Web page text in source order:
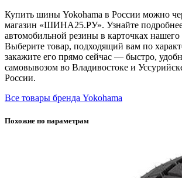
Купить шины Yokohama в России можно
магазин «ШИНА25.РУ». Узнайте
автомобильной резины в карточках нашего
Выберите товар, подходящий вам по
закажите его прямо сейчас — быстро,
самовывозом во Владивостоке и
России.
Все товары бренда Yokohama
Похожие по параметрам